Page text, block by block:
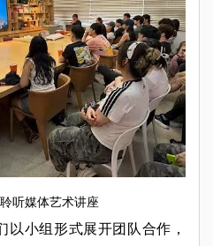
听媒体艺术讲座
以小组形式展开团队合作，